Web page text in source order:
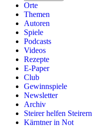
Orte
Themen
Autoren
Spiele
Podcasts
Videos
Rezepte
E-Paper
Club
Gewinnspiele
Newsletter
Archiv
Steirer helfen Steirern
Kärntner in Not